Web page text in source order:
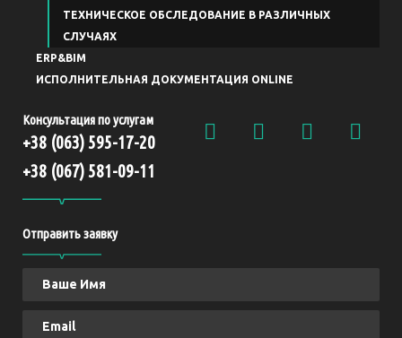
ТЕХНИЧЕСКОЕ ОБСЛЕДОВАНИЕ В РАЗЛИЧНЫХ
СЛУЧАЯХ
ERP&BIM
ИСПОЛНИТЕЛЬНАЯ ДОКУМЕНТАЦИЯ ONLINE
Консультация по услугам
+38 (063) 595-17-20
+38 (067) 581-09-11
Отправить заявку